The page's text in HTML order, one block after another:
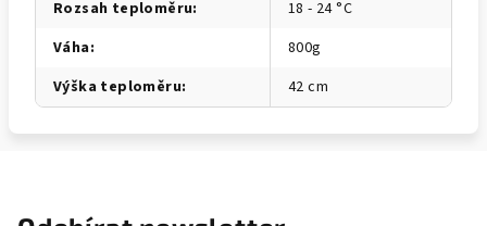
Rozsah teploměru:
18 - 24 °C
Váha:
800g
Výška teploměru: 42 cm